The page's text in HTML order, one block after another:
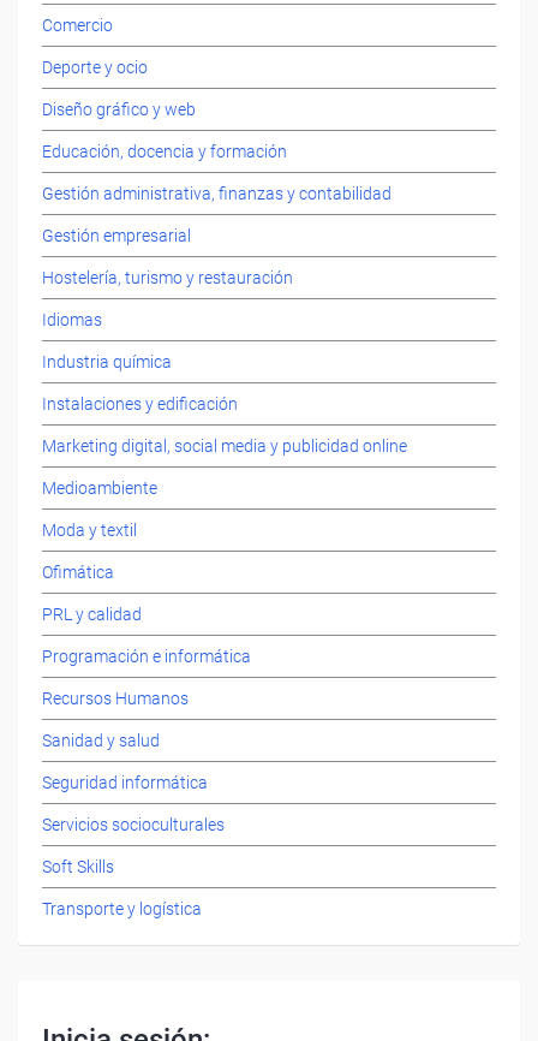
Comercio
Deporte y ocio
Diseño gráfico y web
Educación, docencia y formación
Gestión administrativa, finanzas y contabilidad
Gestión empresarial
Hostelería, turismo y restauración
Idiomas
Industria química
Instalaciones y edificación
Marketing digital, social media y publicidad online
Medioambiente
Moda y textil
Ofimática
PRL y calidad
Programación e informática
Recursos Humanos
Sanidad y salud
Seguridad informática
Servicios socioculturales
Soft Skills
Transporte y logística